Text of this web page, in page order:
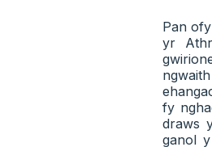
Pan
yr
fy
draws
ganol